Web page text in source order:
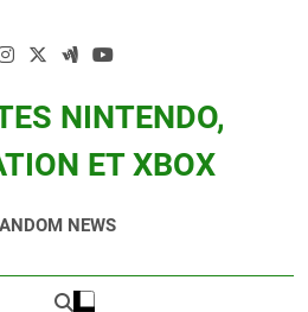
NINTENDO,
ET XBOX
Pokemon Entre Autres
NEWS